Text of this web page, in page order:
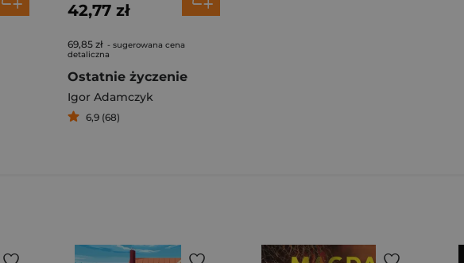
42,77 zł
69,85 zł - sugerowana cena
detaliczna
Ostatnie życzenie
Igor Adamczyk
6,9 (68)